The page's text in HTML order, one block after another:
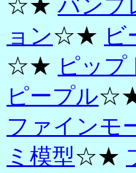
☆★ バンプ
ョン☆★ ビ
☆★ ピップ
ピープル
ファインモ
ミ模型☆★